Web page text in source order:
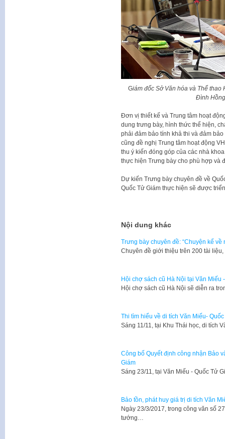
Giám đốc Sở Văn hóa và Thể
Đình
Đơn vị thiết kế và Trung tâm hoạt
dung trưng bày, hình thức thể hiện,
phải đảm bảo tính khả thi và đảm
cũng đề nghị Trung tâm hoạt động
thu ý kiến đóng góp của các nhà
thực hiện Trưng bày cho phù hợp và
Dự kiến Trưng bày chuyên đề về
Quốc Tử Giám thực hiện sẽ được
Nội dung khác
Trưng bày chuyên đề: “Chuyện kể
Chuyên đề giới thiệu trên 200 tài
Hội chợ sách cũ Hà Nội tại Văn Miếu
Hội chợ sách cũ Hà Nội sẽ diễn ra
Thi tìm hiểu về di tích Văn Miếu-
​Sáng 11/11, tại Khu Thái học, di tích
Công bố Quyết định công nhận Bảo
Giám
Sáng 23/11, tại Văn Miếu - Quốc Tử
Bảo tồn, phát huy giá trị di tích Văn
Ngày 23/3/2017, trong công văn số
tướng…